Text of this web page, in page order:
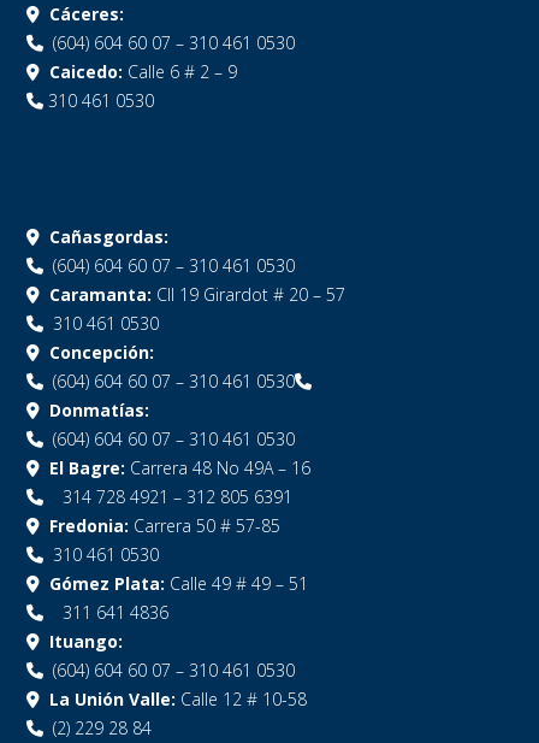
Cáceres:
(604) 604 60 07 – 310 461 0530
Caicedo: Calle 6 # 2 – 9
310 461 0530
Cañasgordas:
(604) 604 60 07 – 310 461 0530
Caramanta: Cll 19 Girardot # 20 – 57
310 461 0530
Concepción:
(604) 604 60 07 – 310 461 0530
Donmatías:
(604) 604 60 07 – 310 461 0530
El Bagre: Carrera 48 No 49A – 16
314 728 4921 – 312 805 6391
Fredonia: Carrera 50 # 57-85
310 461 0530
Gómez Plata: Calle 49 # 49 – 51
311 641 4836
Ituango:
(604) 604 60 07 – 310 461 0530
La Unión Valle: Calle 12 # 10-58
(2) 229 28 84